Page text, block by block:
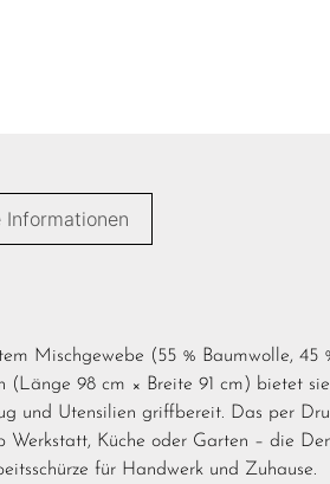
Informationen
Mischgewebe (55 % Baumwolle,
98 cm × Breite 91 cm) bietet
und Utensilien griffbereit. Das per
Werkstatt, Küche oder Garten – die
für Handwerk und Zuhause.